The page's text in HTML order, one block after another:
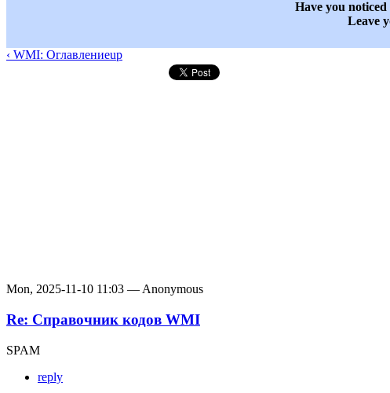
Have you
Leave
‹ WMI: Оглавлениеup
Mon, 2025-11-10 11:03 — Anonymous
Re: Справочник кодов WMI
SPAM
reply